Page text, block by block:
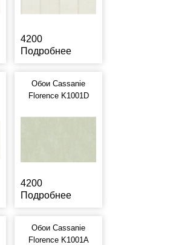
4200
Подробнее
Обои Cassanie
Florence K1001D
4200
Подробнее
Обои Cassanie
Florence K1001A